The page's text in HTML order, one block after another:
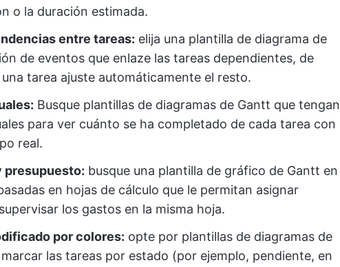
o la duración estimada.
entre tareas: elija una plantilla de diagrama de
de eventos que enlaze las tareas dependientes, de
tarea ajuste automáticamente el resto.
Busque plantillas de diagramas de Gantt que tengan
para ver cuánto se ha completado de cada tarea con
real.
presupuesto: busque una plantilla de gráfico de Gantt en
en hojas de cálculo que le permitan asignar
los gastos en la misma hoja.
por colores: opte por plantillas de diagramas de
las tareas por estado (por ejemplo, pendiente, en